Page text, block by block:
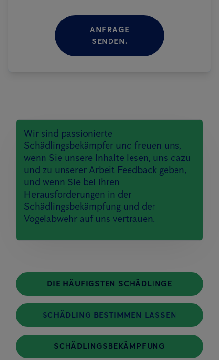
ANFRAGE
SENDEN.
Wir sind passionierte
Schädlingsbekämpfer und freuen uns,
wenn Sie unsere Inhalte lesen, uns dazu
und zu unserer Arbeit Feedback geben,
und wenn Sie bei Ihren
Herausforderungen in der
Schädlingsbekämpfung und der
Vogelabwehr auf uns vertrauen.
DIE HÄUFIGSTEN SCHÄDLINGE
SCHÄDLING BESTIMMEN LASSEN
SCHÄDLINGSBEKÄMPFUNG